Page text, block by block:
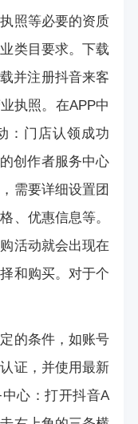
照等必要的资质
类目要求。下载
并注册抖音来客
执照。在APP中
：门店认领成功
创作者服务中心
需要详细设置团
、优惠信息等。
活动就会出现在
和购买。对于个
的条件，如账号
证，并使用最新
心：打开抖音A